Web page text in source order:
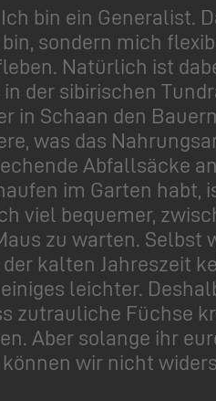
bin ein Generalist.
sondern mich
Natürlich ist
der sibirischen
in Schaan den
was das
Abfallsäcke
im Garten habt,
viel bequemer,
zu warten. Selbst
kalten Jahreszeit
leichter.
zutrauliche Füchse
Aber solange ihr
wir nicht